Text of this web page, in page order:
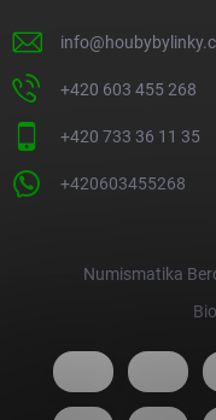
info@
+420 603 455 268
+420 733 36 11 35
+420603455268
Numismatika